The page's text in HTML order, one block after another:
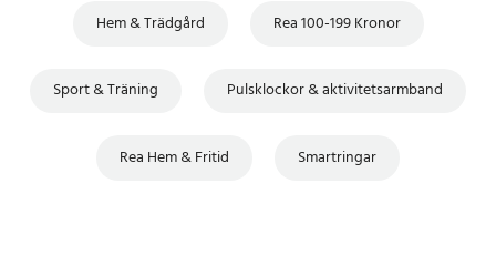
Hem & Trädgård Rea 100-199 Kronor
Sport & Träning Pulsklockor & aktivitetsarmband
Rea Hem & Fritid Smartringar